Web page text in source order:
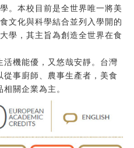
學。本校目前是全世界唯一將美
食文化與科學結合並列入學開的
大學，其主旨為創造全世界在食
機能優，又悠哉安靜。台灣
事廚師、農事生產者，美食
關企業為主。